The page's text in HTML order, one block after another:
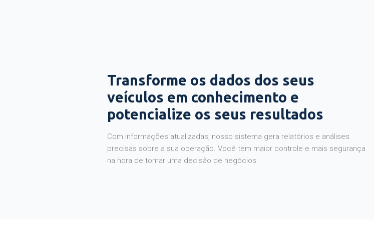
Transforme os dados dos seus
veículos em conhecimento e
potencialize os seus resultados
Com informações atualizadas, nosso sistema gera relatórios e análises
precisas sobre a sua operação. Você tem maior controle e mais segurança
na hora de tomar uma decisão de negócios.